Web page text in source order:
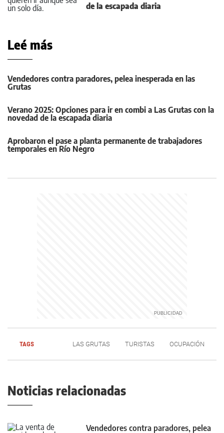
de la escapada diaria
Leé más
Vendedores contra paradores, pelea inesperada en las
Grutas
Verano 2025: Opciones para ir en combi a Las Grutas con la
novedad de la escapada diaria
Aprobaron el pase a planta permanente de trabajadores
temporales en Río Negro
TAGS LAS GRUTAS TURISTAS OCUPACIÓN
Noticias relacionadas
Vendedores contra paradores, pelea